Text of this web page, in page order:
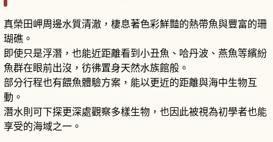
真榮田岬周邊水質清澈，棲息著色彩鮮豔的熱帶魚與豐富的珊
瑚礁。
即使只是浮潛，也能近距離看到小丑魚、哈丹波、燕魚等繽紛
魚群在眼前出沒，彷彿置身天然水族館般。
部分行程也有餵魚體驗方案，能以更近的距離與海中生物互
動。
潛水則可下探更深處觀察多樣生物，也因此被視為初學者也能
享受的海域之一。